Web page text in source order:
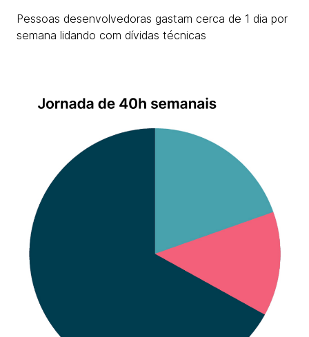
Pessoas desenvolvedoras gastam cerca de 1 dia por
semana lidando com dívidas técnicas